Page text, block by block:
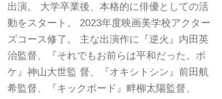
出演。 大学卒業後、本格的に俳優としての活
動をスタート。 2023年度映画美学校アクター
ズコース修了。 主な出演作に『逆火』内田英
治監督、『それでもお前らは平和だった。ボ
ケ』神山大世監 督、『オキシトシン』前田航
希監督、『キックボード』畔柳太陽監督、